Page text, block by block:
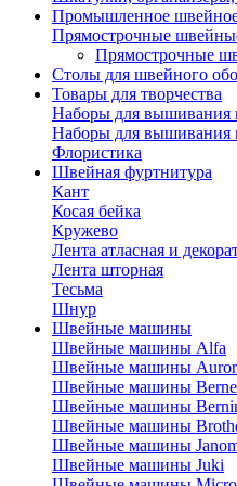
Промышленное швейное
Прямострочные
Прямострочные
Столы для швейного
Товары для творчества
Наборы для вышивания
Наборы для вышивания
Флористика
Швейная фуртнитура
Кант
Косая бейка
Кружево
Лента aтласная и
Лента шторная
Тесьма
Шнур
Швейные машины
Швейные машины Alfa
Швейные машины
Швейные машины
Швейные машины
Швейные машины
Швейные машины
Швейные машины Juki